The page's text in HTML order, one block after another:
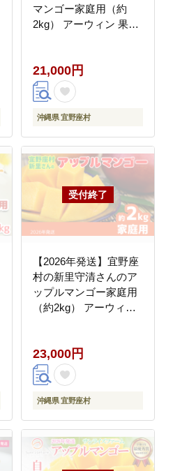
マンゴー家庭用（約
2kg） アーウィン 果物
お気に入り 美味しい 人
気 おすすめ フルーツ
沖縄県 先行予約 食品
デザート 産地直送 送料
21,000円
沖縄県 宜野座村
【2026年発送】宜野座
村の新里守清さんのア
ップルマンゴー家庭用
（約2kg） アーウィン
完熟 お気に入り 美味し
い 人気 おすすめ フル
ーツ 沖縄県 先行予約
食品 人気 産地直送 送
23,000円
沖縄県 宜野座村